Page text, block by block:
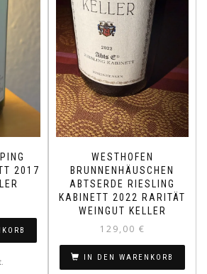
2017
WESTHOFEN
BRUNNENHÄUSCHEN
ABTSERDE RIESLING
KABINETT 2022 RARITÄT
WEINGUT KELLER
129,00 €
IN DEN WARENKORB